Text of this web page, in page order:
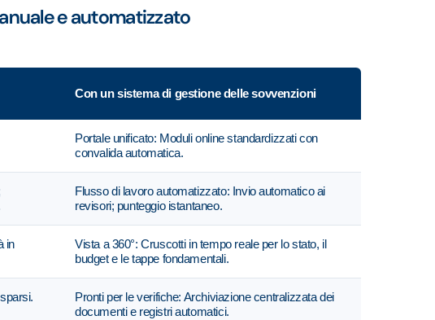
e automatizzato
Con un sistema di gestione delle sovvenzioni
Portale unificato: Moduli online standardizzati con
convalida automatica.
Flusso di lavoro automatizzato: Invio automatico ai
revisori; punteggio istantaneo.
in
Vista a 360°: Cruscotti in tempo reale per lo stato, il
budget e le tappe fondamentali.
Pronti per le verifiche: Archiviazione centralizzata dei
documenti e registri automatici.